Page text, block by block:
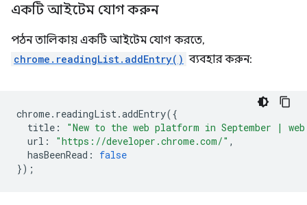
একটি আইটেম যোগ করুন
পঠন তালিকায় একটি আইটেম যোগ করতে,
chrome.readingList.addEntry() ব্যবহার করুন:
chrome. readingList .addEntry({
title :
"New to the web platform in September |
url : "https://developer.chrome.com/" ,
hasBeenRead :
false
});